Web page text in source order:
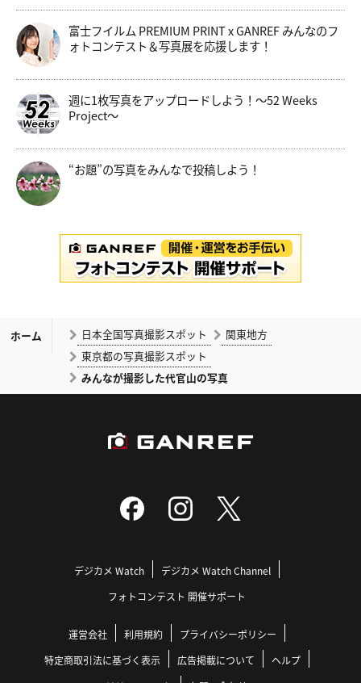
富士フイルム PREMIUM PRINT x GANREF みんなのフ
ォトコンテスト＆写真展を応援します！
週に1枚写真をアップロードしよう！～52 Weeks
Project～
“お題”の写真をみんなで投稿しよう！
ホーム 日本全国写真撮影スポット
関東地方
東京都の写真撮影スポット
みんなが撮影した代官山の写真
デジカメ Watch
デジカメ Watch Channel
フォトコンテスト 開催サポート
運営会社 利用規約
プライバシーポリシー
特定商取引法に基づく表示
広告掲載について
ヘルプ